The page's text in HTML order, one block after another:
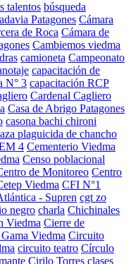
talentos búsqueda
Patagones Cámara
de Roca Cámara de
Cambiemos viedma
camioneta Campeonato
capacitación de
N° 3 capacitación RCP
Cardenal Cagliero
Casa de Abrigo Patagones
casona bachi chironi
plaguicida de chancho
4 Cementerio Viedma
Censo poblacional
de Monitoreo Centro
Viedma CFI N°1
- Supren cgt zo
negro charla Chichinales
Viedma Cierre de
Viedma Circuito
circuito teatro Círculo
Cirilo Torres clases